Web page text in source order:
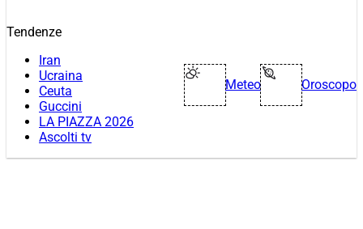
Tendenze
Iran
Ucraina
Ceuta
Guccini
LA PIAZZA 2026
Ascolti tv
Meteo Oroscopo